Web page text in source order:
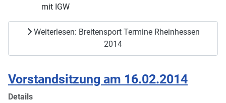
mit IGW
Weiterlesen: Breitensport Termine Rheinhessen
2014
Vorstandsitzung am 16.02.2014
Details